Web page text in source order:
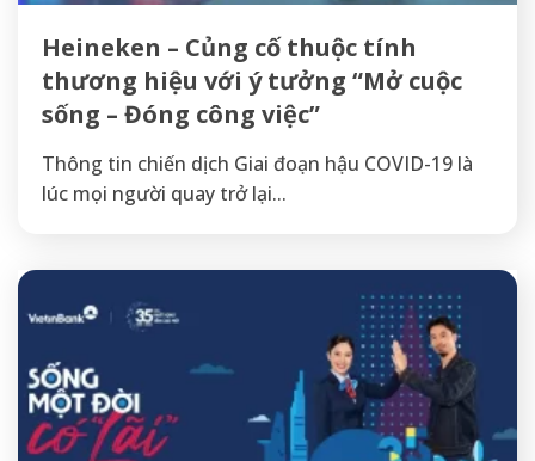
Heineken – Củng cố thuộc tính
thương hiệu với ý tưởng “Mở cuộc
sống – Đóng công việc”
Thông tin chiến dịch Giai đoạn hậu COVID-19 là
lúc mọi người quay trở lại...